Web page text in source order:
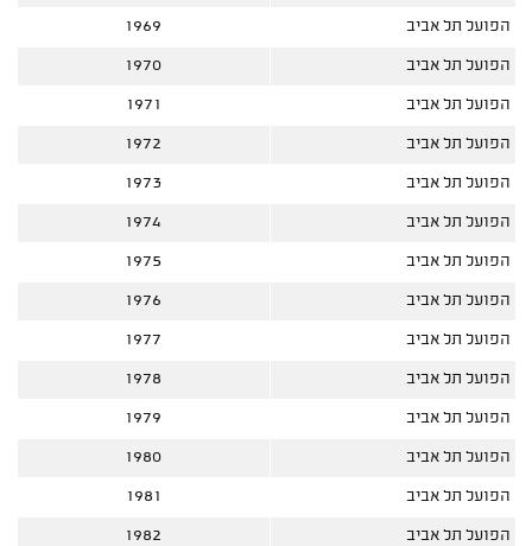
הפועל תל אביב 1969
הפועל תל אביב 1970
הפועל תל אביב 1971
הפועל תל אביב 1972
הפועל תל אביב 1973
הפועל תל אביב 1974
הפועל תל אביב 1975
הפועל תל אביב 1976
הפועל תל אביב 1977
הפועל תל אביב 1978
הפועל תל אביב 1979
הפועל תל אביב 1980
הפועל תל אביב 1981
הפועל תל אביב 1982